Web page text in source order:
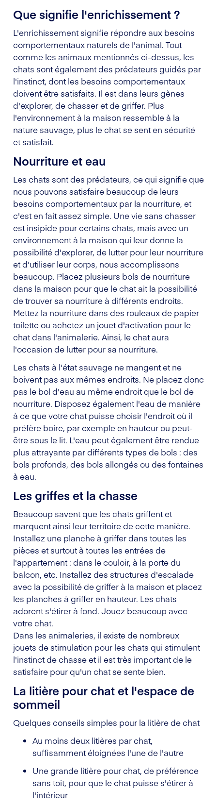
Que signifie l'enrichissement ?
L'enrichissement signifie répondre aux besoins
comportementaux naturels de l'animal. Tout
comme les animaux mentionnés ci-dessus, les
chats sont également des prédateurs guidés par
l'instinct, dont les besoins comportementaux
doivent être satisfaits. Il est dans leurs gènes
d'explorer, de chasser et de griffer. Plus
l'environnement à la maison ressemble à la
nature sauvage, plus le chat se sent en sécurité
et satisfait.
Nourriture et eau
Les chats sont des prédateurs, ce qui signifie que
nous pouvons satisfaire beaucoup de leurs
besoins comportementaux par la nourriture, et
c'est en fait assez simple. Une vie sans chasser
est insipide pour certains chats, mais avec un
environnement à la maison qui leur donne la
possibilité d'explorer, de lutter pour leur nourriture
et d'utiliser leur corps, nous accomplissons
beaucoup. Placez plusieurs bols de nourriture
dans la maison pour que le chat ait la possibilité
de trouver sa nourriture à différents endroits.
Mettez la nourriture dans des rouleaux de papier
toilette ou achetez un jouet d'activation pour le
chat dans l'animalerie. Ainsi, le chat aura
l'occasion de lutter pour sa nourriture.
Les chats à l'état sauvage ne mangent et ne
boivent pas aux mêmes endroits. Ne placez donc
pas le bol d'eau au même endroit que le bol de
nourriture. Disposez également l'eau de manière
à ce que votre chat puisse choisir l'endroit où il
préfère boire, par exemple en hauteur ou peut-
être sous le lit. L'eau peut également être rendue
plus attrayante par différents types de bols : des
bols profonds, des bols allongés ou des fontaines
à eau.
Les griffes et la chasse
Beaucoup savent que les chats griffent et
marquent ainsi leur territoire de cette manière.
Installez une planche à griffer dans toutes les
pièces et surtout à toutes les entrées de
l'appartement : dans le couloir, à la porte du
balcon, etc. Installez des structures d'escalade
avec la possibilité de griffer à la maison et placez
les planches à griffer en hauteur. Les chats
adorent s'étirer à fond. Jouez beaucoup avec
votre chat.
Dans les animaleries, il existe de nombreux
jouets de stimulation pour les chats qui stimulent
l'instinct de chasse et il est très important de le
satisfaire pour qu'un chat se sente bien.
La litière pour chat et l'espace de
sommeil
Quelques conseils simples pour la litière de chat
Au moins deux litières par chat,
suffisamment éloignées l'une de l'autre
Une grande litière pour chat, de préférence
sans toit, pour que le chat puisse s'étirer à
l'intérieur